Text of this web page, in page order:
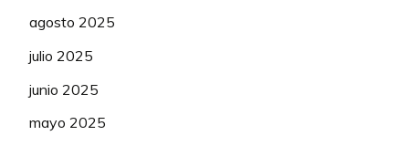
agosto 2025
julio 2025
junio 2025
mayo 2025